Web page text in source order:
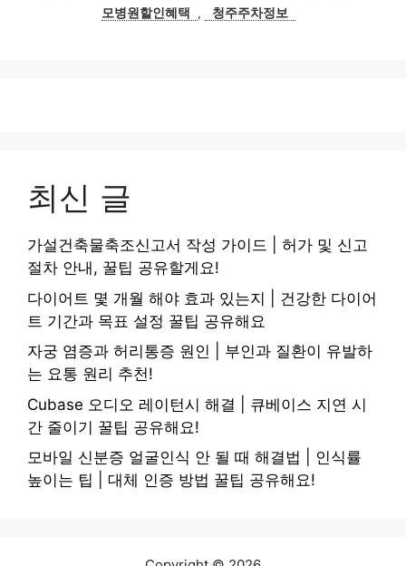
모병원할인혜택
, 청주주차정보
최신 글
가설건축물축조신고서 작성 가이드 | 허가 및 신고
절차 안내, 꿀팁 공유할게요!
다이어트 몇 개월 해야 효과 있는지 | 건강한 다이어
트 기간과 목표 설정 꿀팁 공유해요
자궁 염증과 허리통증 원인 | 부인과 질환이 유발하
는 요통 원리 추천!
Cubase 오디오 레이턴시 해결 | 큐베이스 지연 시
간 줄이기 꿀팁 공유해요!
모바일 신분증 얼굴인식 안 될 때 해결법 | 인식률
높이는 팁 | 대체 인증 방법 꿀팁 공유해요!